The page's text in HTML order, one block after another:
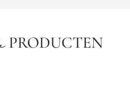
PRODUCTEN